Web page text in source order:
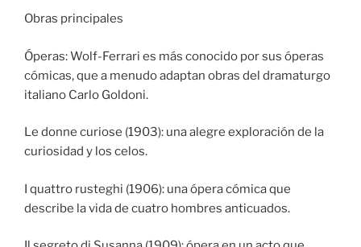
Obras principales
Óperas: Wolf-Ferrari es más conocido por sus óperas
cómicas, que a menudo adaptan obras del dramaturgo
italiano Carlo Goldoni.
Le donne curiose (1903): una alegre exploración de la
curiosidad y los celos.
I quattro rusteghi (1906): una ópera cómica que
describe la vida de cuatro hombres anticuados.